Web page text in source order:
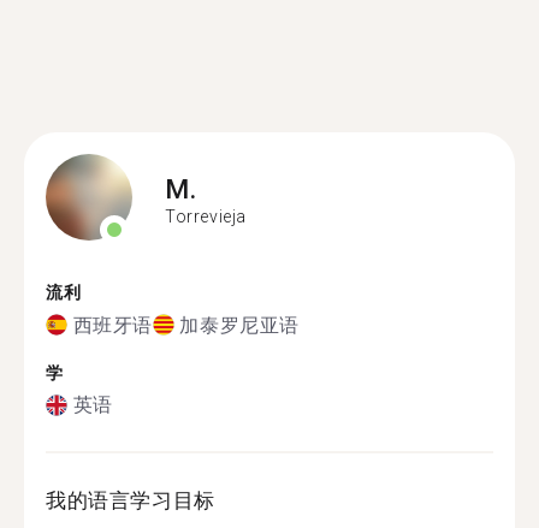
M.
Torrevieja
流利
西班牙语 加泰罗尼亚语
学
英语
我的语言学习目标